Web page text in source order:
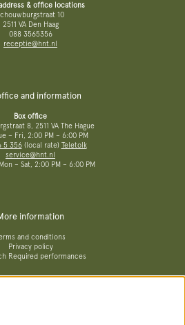
& office locations
10
2511 VA Den Haag
088 3565356
receptie@hnt.nl
and information
Box office
8, 2511 VA The Hague
– Fri, 2:00 PM – 6:00 PM
5 356(local rate) Teletolk
service@hnt.nl
– Sat, 2:00 PM – 6:00 PM
information
and conditions
Privacy policy
Required performances